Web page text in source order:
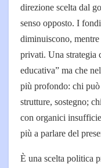
direzione scelta dal
senso opposto. I
diminuiscono,
privati. Una strategia
educativa” ma che
più profondo: chi può
strutture, sostegno;
con organici
più a parlare del
È una scelta politica